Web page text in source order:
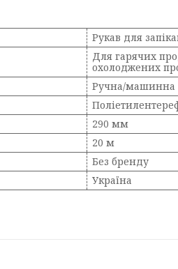
Рукав для
Для гарячих
охолоджених
Ручна/машинна
290 мм
20 м
Без бренду
Україна